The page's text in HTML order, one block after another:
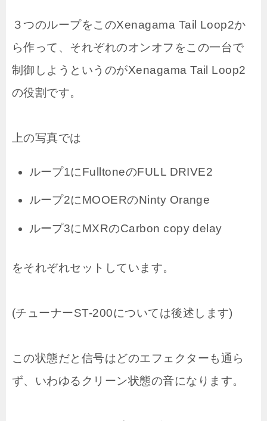
３つのループをこのXenagama Tail Loop2か
ら作って、それぞれのオンオフをこの一台で
制御しようというのがXenagama Tail Loop2
の役割です。
上の写真では
ループ1にFulltoneのFULL DRIVE2
ループ2にMOOERのNinty Orange
ループ3にMXRのCarbon copy delay
をそれぞれセットしています。
(チューナーST-200については後述します)
この状態だと信号はどのエフェクターも通ら
ず、いわゆるクリーン状態の音になります。